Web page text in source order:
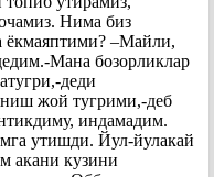
Нима биз
ёкмаяптими? –Майли,
Мана бозорликлар
деди
жой тугрими,-деб
индамадим.
утишди. Йул-йулакай
акани кузини